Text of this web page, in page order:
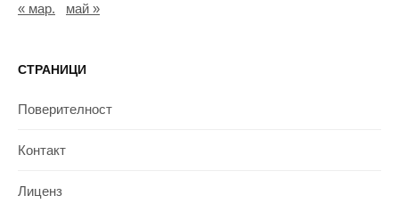
« мар. май »
СТРАНИЦИ
Поверителност
Контакт
Лиценз